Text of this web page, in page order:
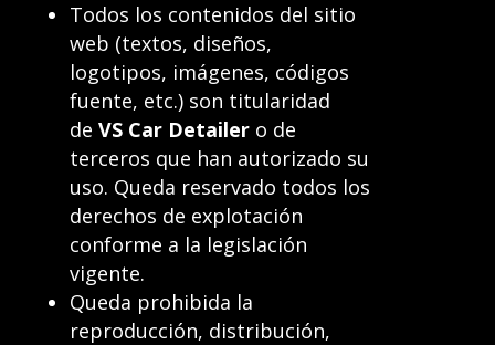
Todos los contenidos del sitio
web (textos, diseños,
logotipos, imágenes, códigos
fuente, etc.) son titularidad
de VS Car Detailer o de
terceros que han autorizado su
uso. Queda reservado todos los
derechos de explotación
conforme a la legislación
vigente.
Queda prohibida la
reproducción, distribución,